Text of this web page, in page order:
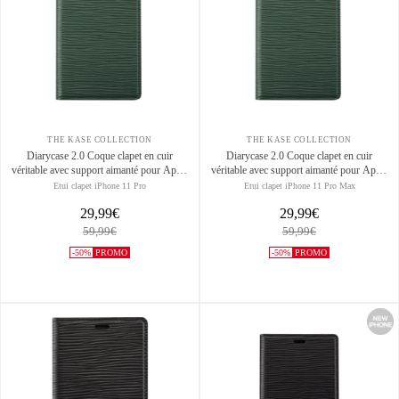
THE KASE COLLECTION
Diarycase 2.0 Coque clapet en cuir
véritable avec support aimanté pour Apple
iPhone 11 Pro, Vert minuit
Etui clapet iPhone 11 Pro
29,99€
59,99€
-50% PROMO
THE KASE COLLECTION
Diarycase 2.0 Coque clapet en cuir
véritable avec support aimanté pour Apple
iPhone 11 Pro Max, Vert minuit
Etui clapet iPhone 11 Pro Max
29,99€
59,99€
-50% PROMO